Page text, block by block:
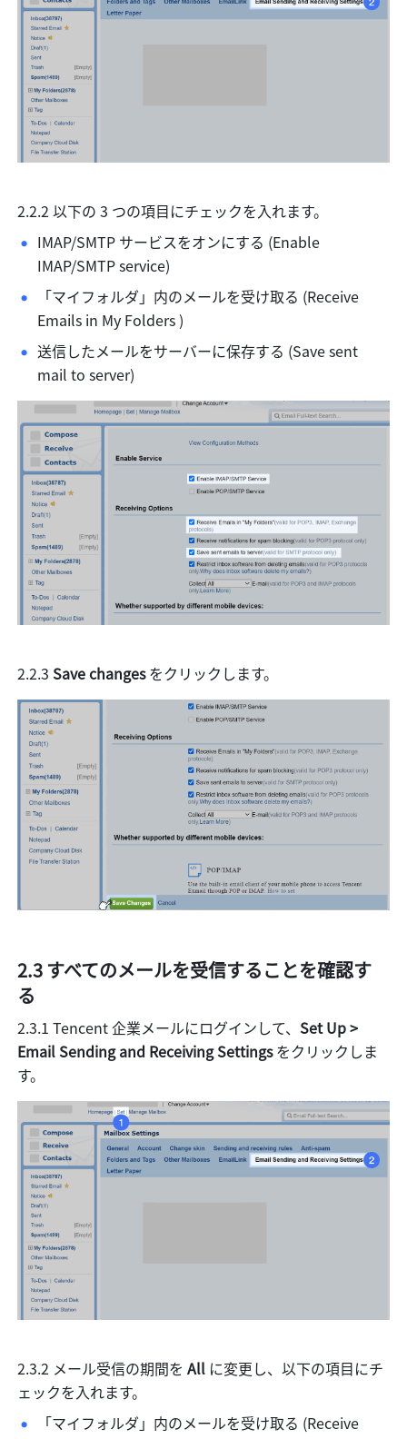
2.2.2 以下の 3 つの項目にチェックを入れます。
IMAP/SMTP サービスをオンにする (Enable
IMAP/SMTP service)
「マイフォルダ」内のメールを受け取る (Receive
Emails in My Folders )
送信したメールをサーバーに保存する (Save sent
mail to server)
2.2.3 Save changes をクリックします。
2.3 すべてのメールを受信することを確認す
る
2.3.1 Tencent 企業メールにログインして、 Set Up >
Email Sending and Receiving Settings をクリックしま
す。
2.3.2 メール受信の期間を All に変更し、以下の項目にチ
ェックを入れます。
「マイフォルダ」内のメールを受け取る (Receive